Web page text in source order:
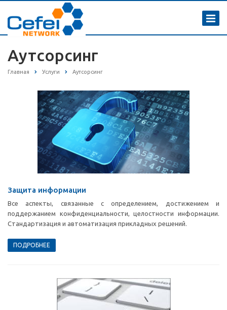
Аутсорсинг
Главная Услуги Аутсорсинг
Защита информации
Все аспекты, связанные с определением, достижением и
поддержанием конфиденциальности, целостности информации.
Стандартизация и автоматизация прикладных решений.
ПОДРОБНЕЕ